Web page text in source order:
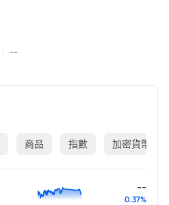
--
商品 指數 加密貨幣
--
0.37%